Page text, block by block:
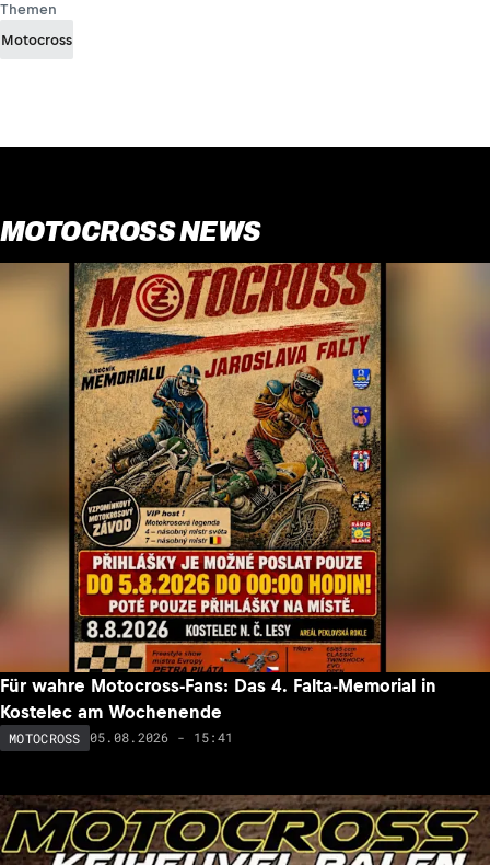
Themen
Motocross
MOTOCROSS NEWS
Für wahre Motocross-Fans: Das 4. Falta-Memorial in
Kostelec am Wochenende
MOTOCROSS 05.08.2026 - 15:41